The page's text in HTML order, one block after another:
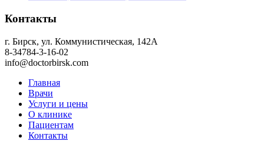
Контакты
г. Бирск, ул. Коммунистическая, 142А
8-34784-3-16-02
info@doctorbirsk.com
Главная
Врачи
Услуги и цены
О клинике
Пациентам
Контакты